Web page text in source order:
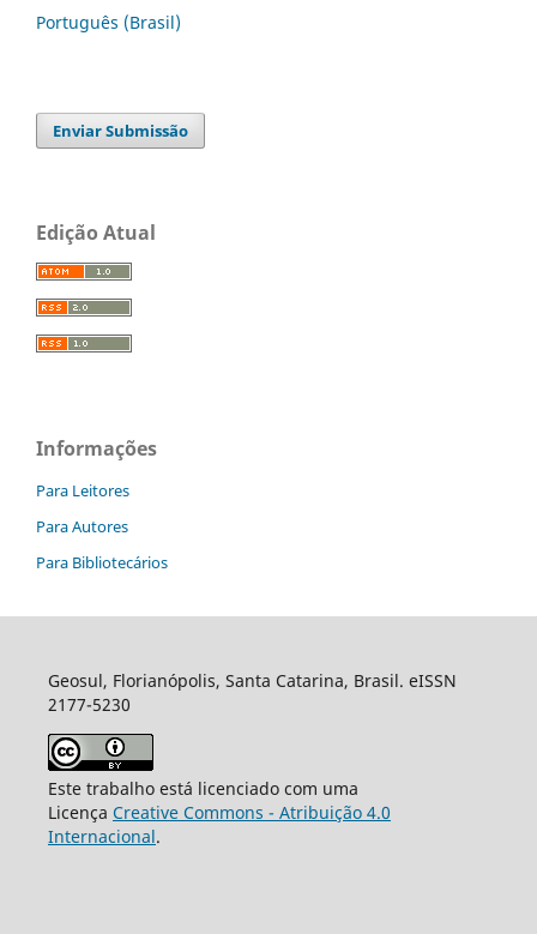
Português (Brasil)
Enviar Submissão
Edição Atual
Informações
Para Leitores
Para Autores
Para Bibliotecários
Geosul, Florianópolis, Santa Catarina, Brasil. eISSN
2177-5230
Este trabalho está licenciado com uma
Licença Creative Commons - Atribuição 4.0
Internacional.